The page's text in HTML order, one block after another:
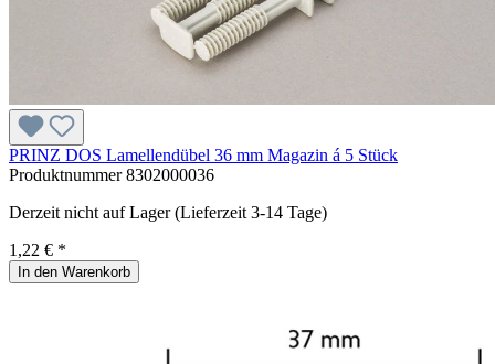
PRINZ DOS Lamellendübel 36 mm Magazin á 5 Stück
Produktnummer8302000036
Derzeit nicht auf Lager (Lieferzeit 3-14 Tage)
1,22 € *
In den Warenkorb